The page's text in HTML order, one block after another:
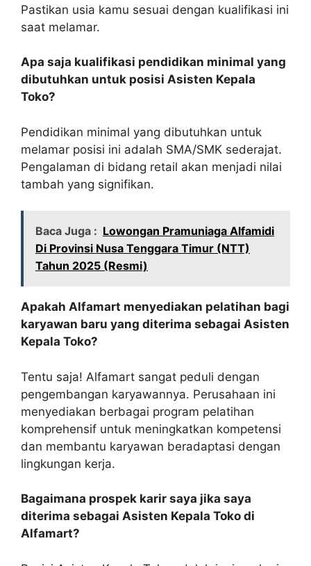
Pastikan usia kamu sesuai dengan kualifikasi ini
saat melamar.
Apa saja kualifikasi pendidikan minimal yang
dibutuhkan untuk posisi Asisten Kepala
Toko?
Pendidikan minimal yang dibutuhkan untuk
melamar posisi ini adalah SMA/SMK sederajat.
Pengalaman di bidang retail akan menjadi nilai
tambah yang signifikan.
Baca Juga : Lowongan Pramuniaga Alfamidi
Di Provinsi Nusa Tenggara Timur (NTT)
Tahun 2025 (Resmi)
Apakah Alfamart menyediakan pelatihan bagi
karyawan baru yang diterima sebagai Asisten
Kepala Toko?
Tentu saja! Alfamart sangat peduli dengan
pengembangan karyawannya. Perusahaan ini
menyediakan berbagai program pelatihan
komprehensif untuk meningkatkan kompetensi
dan membantu karyawan beradaptasi dengan
lingkungan kerja.
Bagaimana prospek karir saya jika saya
diterima sebagai Asisten Kepala Toko di
Alfamart?